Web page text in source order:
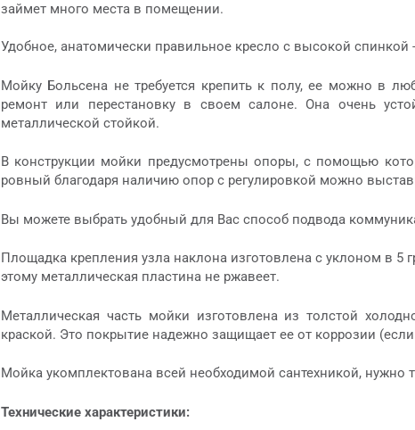
займет много места в помещении.
Удобное, анатомически правильное кресло с высокой
Мойку Больсена не требуется крепить к полу, ее можно в
ремонт или перестановку в своем салоне. Она очень
металлической стойкой.
В конструкции мойки предусмотрены опоры, с помощью
ровный благодаря наличию опор с регулировкой можно
Вы можете выбрать удобный для Вас способ подвода
Площадка крепления узла наклона изготовлена с уклоном в 5
этому металлическая пластина не ржавеет.
Металлическая часть мойки изготовлена из толстой
краской. Это покрытие надежно защищает ее от коррозии
Мойка укомплектована всей необходимой сантехникой, нужно
Технические характеристики: